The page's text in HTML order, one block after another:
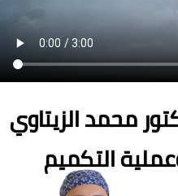
محمد الزيتاوي
التكميم